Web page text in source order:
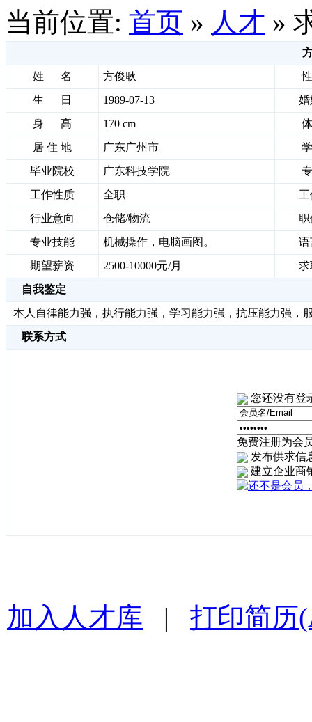
当前位置: 首页 » 人才 »
姓 名
方俊耿
生 日
1989-07-13
婚
身 高
170 cm
居 住 地
广东广州市
毕业院校
广东科技学院
工作性质
全职
行业意向
仓储/物流
职
专业技能
机械操作，电脑画图。
语
期望薪资
2500-10000元/月
求
自我鉴定
本人自律能力强，执行能力强，学习能力强，抗压能力强，
联系方式
您还没有登
免费注册为会
发布供求信
建立企业商
加入人才库 | 打印简历